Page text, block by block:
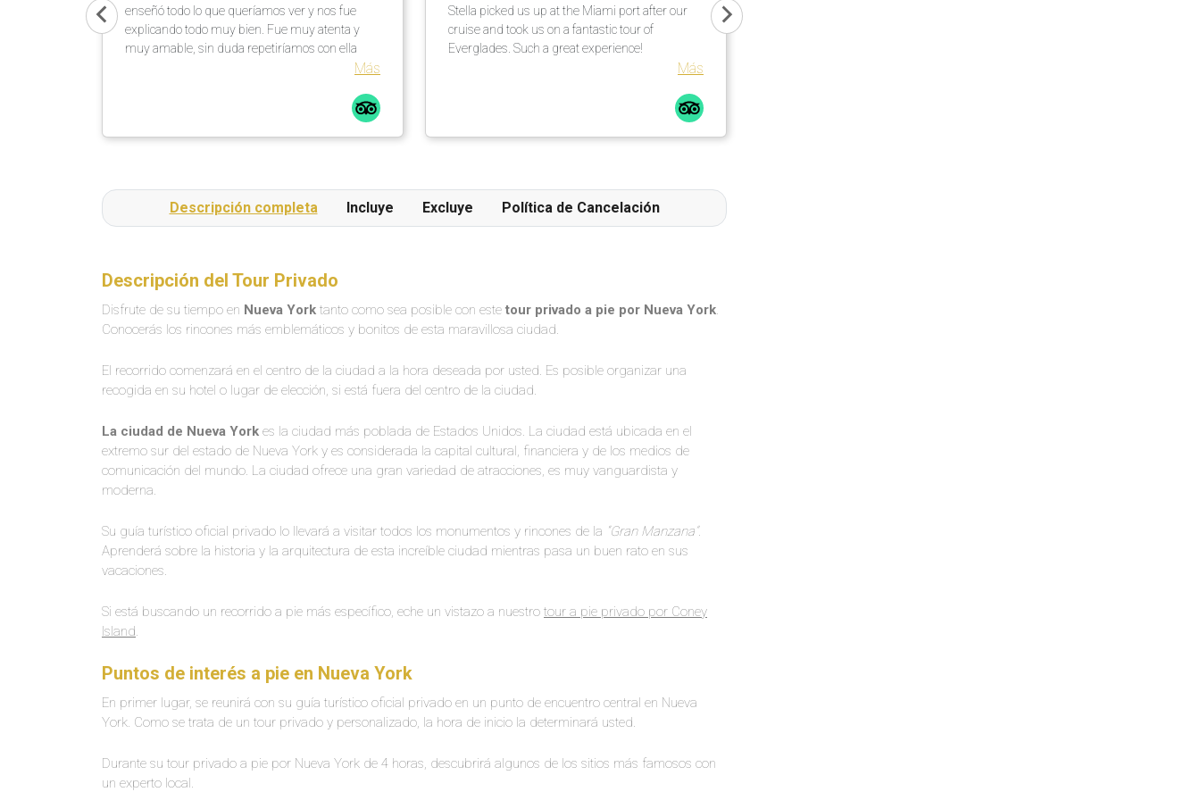
enseñó todo lo que queríamos ver y nos fue
explicando todo muy bien. Fue muy atenta y
muy amable, sin duda repetiríamos con ella
Más
Stella picked us up at the Miami port after our
cruise and took us on a fantastic tour of
Everglades. Such a great experience!
Más
Descripción completa Incluye Excluye Política de Cancelación
Descripción del Tour Privado
Disfrute de su tiempo en Nueva York tanto como sea posible con este tour privado a pie por Nueva York.
Conocerás los rincones más emblemáticos y bonitos de esta maravillosa ciudad.
El recorrido comenzará en el centro de la ciudad a la hora deseada por usted. Es posible organizar una
recogida en su hotel o lugar de elección, si está fuera del centro de la ciudad.
La ciudad de Nueva York es la ciudad más poblada de Estados Unidos. La ciudad está ubicada en el
extremo sur del estado de Nueva York y es considerada la capital cultural, financiera y de los medios de
comunicación del mundo. La ciudad ofrece una gran variedad de atracciones, es muy vanguardista y
moderna.
Su guía turístico oficial privado lo llevará a visitar todos los monumentos y rincones de la “Gran Manzana”.
Aprenderá sobre la historia y la arquitectura de esta increíble ciudad mientras pasa un buen rato en sus
vacaciones.
Si está buscando un recorrido a pie más específico, eche un vistazo a nuestro tour a pie privado por Coney
Island.
Puntos de interés a pie en Nueva York
En primer lugar, se reunirá con su guía turístico oficial privado en un punto de encuentro central en Nueva
York. Como se trata de un tour privado y personalizado, la hora de inicio la determinará usted.
Durante su tour privado a pie por Nueva York de 4 horas, descubrirá algunos de los sitios más famosos con
un experto local.